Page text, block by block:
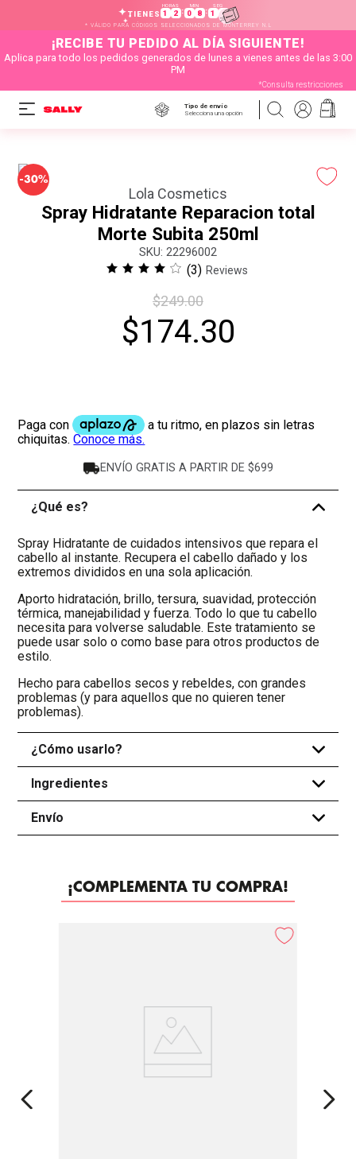
TIENES
HORAS
1 2 :
MIN
0 8 :
SEG
1 3
* VÁLIDO PARA CÓDIGOS SELECCIONADOS DE MONTERREY N.L
¡RECIBE TU PEDIDO AL DÍA SIGUIENTE!
Aplica para todo los pedidos generados de lunes a vienes antes de las 3:00
PM
*Consulta restricciones
Tipo de envío
Selecciona una opción
-30%
Lola Cosmetics
Spray Hidratante Reparacion total
Morte Subita 250ml
: 22296002
(3) Reviews
$249.00
$174.30
ENVÍO GRATIS A PARTIR DE $699
¿Qué es? -
Spray Hidratante de cuidados intensivos que repara el
cabello al instante. Recupera el cabello dañado y los
extremos divididos en una sola aplicación.
Aporto hidratación, brillo, tersura, suavidad, protección
térmica, manejabilidad y fuerza. Todo lo que tu cabello
necesita para volverse saludable. Este tratamiento se
puede usar solo o como base para otros productos de
estilo.
Hecho para cabellos secos y rebeldes, con grandes
problemas (y para aquellos que no quieren tener
problemas).
¿Cómo usarlo? +
Ingredientes +
Envío +
¡COMPLEMENTA TU COMPRA!